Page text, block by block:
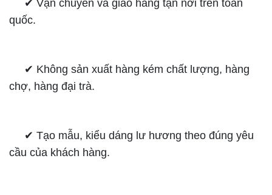
✔︎ Vận chuyển và giao hàng tận nơi trên toàn
quốc.
✔︎ Không sản xuất hàng kém chất lượng, hàng
chợ, hàng đại trà.
✔︎ Tạo mẫu, kiểu dáng lư hương theo đúng yêu
cầu của khách hàng.